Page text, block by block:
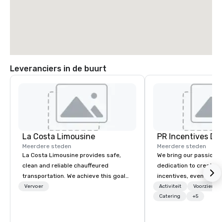
Leveranciers in de buurt
La Costa Limousine
Meerdere steden
La Costa Limousine provides safe,
clean and reliable chauffeured
transportation. We achieve this goal
with highly trained chauffeurs, the
Vervoer
PR Incentives
Meerdere steden
We bring our passion,
dedication to create
incentives, events,
meetings, product
luxury travel
Activiteit
Catering
+5